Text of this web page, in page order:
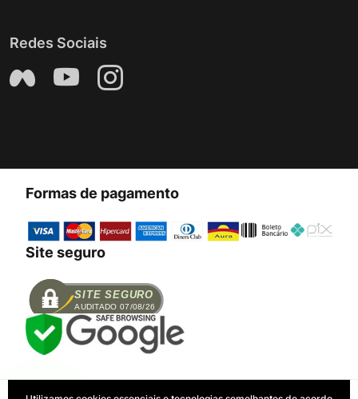
Redes Sociais
Formas de pagamento
Site seguro
SITE SEGURO
AUDITADO 07/08/26